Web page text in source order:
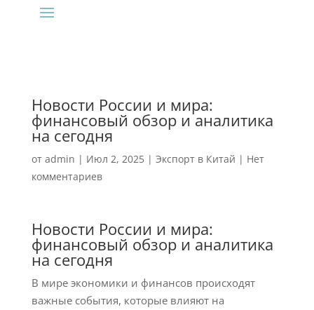
Новости России и мира:
финансовый обзор и аналитика
на сегодня
от admin | Июл 2, 2025| Экспорт в Китай | Нет
комментариев
Новости России и мира:
финансовый обзор и аналитика
на сегодня
В мире экономики и финансов происходят
важные события, которые влияют на